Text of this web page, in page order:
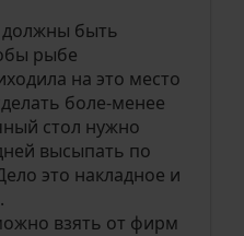
быть
рыбе
на это место
боле-менее
стол нужно
высыпать по
это накладное и
взять от фирм